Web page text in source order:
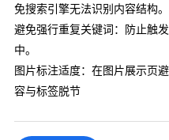
免搜索引擎无法识别内容结构。
避免强行重复关键词：防止触
中。
图片标注适度：在图片展示页
容与标签脱节